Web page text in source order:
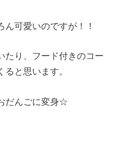
可愛いのですが！！
たり、フード付きのコー
と思います。
だんごに変身☆